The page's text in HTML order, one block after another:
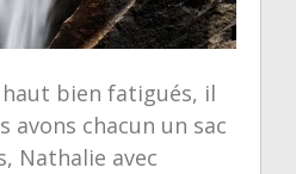
bien fatigués, il
avons chacun un sac
Nathalie avec